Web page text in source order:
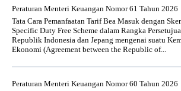
Peraturan Menteri Keuangan Nomor 61 Tahun 2026
Tata Cara Pemanfaatan Tarif Bea Masuk dengan
Specific Duty Free Scheme dalam Rangka
Republik Indonesia dan Jepang mengenai suatu
Ekonomi (Agreement between the Republic of...
Peraturan Menteri Keuangan Nomor 60 Tahun 2026